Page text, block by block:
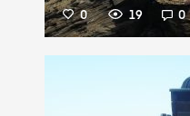
0 19 0